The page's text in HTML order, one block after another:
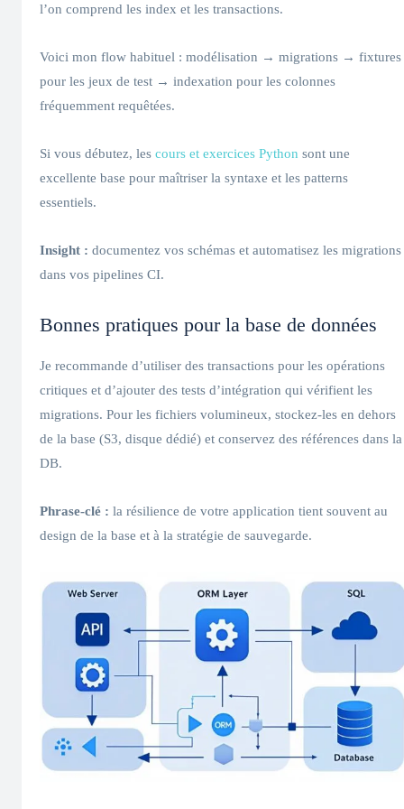
l’on comprend les index et les transactions.
Voici mon flow habituel : modélisation → migrations → fixtures
pour les jeux de test → indexation pour les colonnes
fréquemment requêtées.
Si vous débutez, les cours et exercices Python sont une
excellente base pour maîtriser la syntaxe et les patterns
essentiels.
Insight : documentez vos schémas et automatisez les migrations
dans vos pipelines CI.
Bonnes pratiques pour la base de données
Je recommande d’utiliser des transactions pour les opérations
critiques et d’ajouter des tests d’intégration qui vérifient les
migrations. Pour les fichiers volumineux, stockez‑les en dehors
de la base (S3, disque dédié) et conservez des références dans la
DB.
Phrase-clé : la résilience de votre application tient souvent au
design de la base et à la stratégie de sauvegarde.